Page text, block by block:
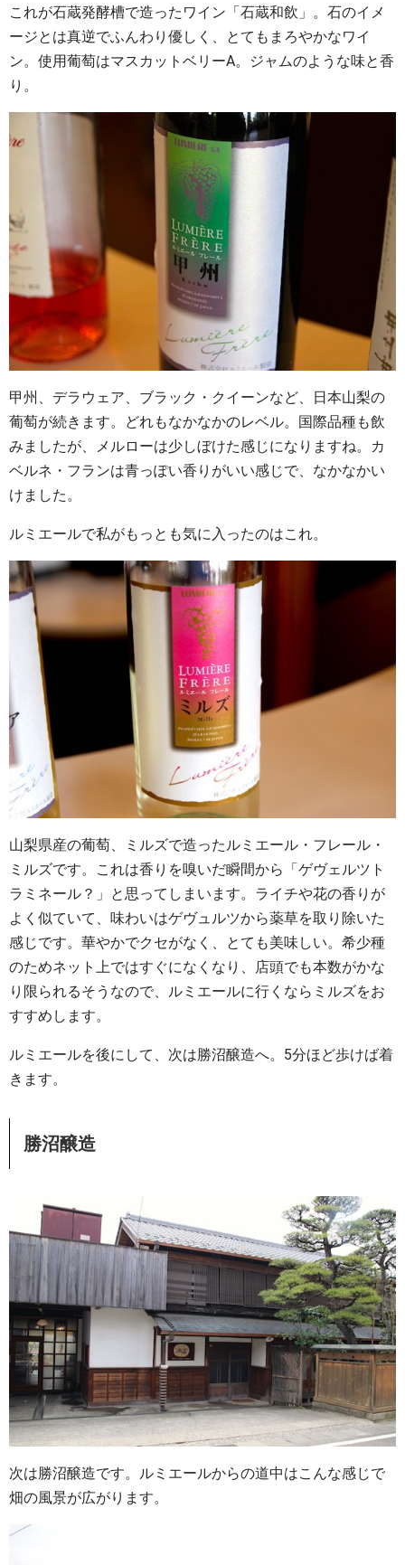
これが石蔵発酵槽で造ったワイン「石蔵和飲」。石のイメ
ージとは真逆でふんわり優しく、とてもまろやかなワイ
ン。使用葡萄はマスカットベリーA。ジャムのような味と香
り。
甲州、デラウェア、ブラック・クイーンなど、日本山梨の
葡萄が続きます。どれもなかなかのレベル。国際品種も飲
みましたが、メルローは少しぼけた感じになりますね。カ
ベルネ・フランは青っぽい香りがいい感じで、なかなかい
けました。
ルミエールで私がもっとも気に入ったのはこれ。
山梨県産の葡萄、ミルズで造ったルミエール・フレール・
ミルズです。これは香りを嗅いだ瞬間から「ゲヴェルツト
ラミネール？」と思ってしまいます。ライチや花の香りが
よく似ていて、味わいはゲヴュルツから薬草を取り除いた
感じです。華やかでクセがなく、とても美味しい。希少種
のためネット上ではすぐになくなり、店頭でも本数がかな
り限られるそうなので、ルミエールに行くならミルズをお
すすめします。
ルミエールを後にして、次は勝沼醸造へ。5分ほど歩けば着
きます。
勝沼醸造
次は勝沼醸造です。ルミエールからの道中はこんな感じで
畑の風景が広がります。